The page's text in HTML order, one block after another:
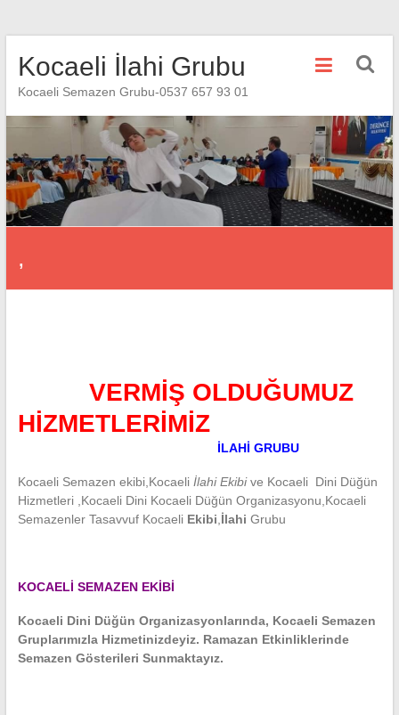
Kocaeli İlahi Grubu
Kocaeli Semazen Grubu-0537 657 93 01
,
VERMİŞ OLDUĞUMUZ
HİZMETLERİMİZ
İLAHİ GRUBU
Kocaeli Semazen ekibi,Kocaeli İlahi Ekibive Kocaeli Dini Düğün
Hizmetleri ,Kocaeli Dini Kocaeli Düğün Organizasyonu,Kocaeli
Semazenler Tasavvuf Kocaeli Ekibi İlahi Grubu
KOCAELİ SEMAZEN EKİBİ
Kocaeli Dini Düğün Organizasyonlarında, Kocaeli Semazen
Gruplarımızla Hizmetinizdeyiz. Ramazan Etkinliklerinde
Semazen Gösterileri Sunmaktayız.